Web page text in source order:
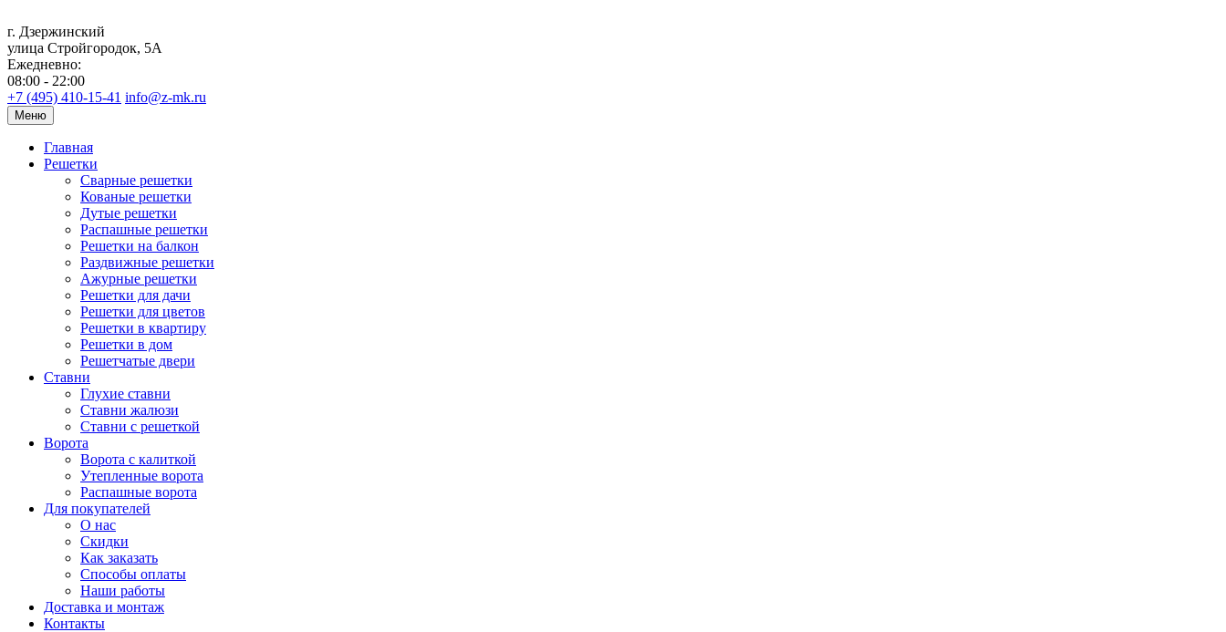
г. Дзержинский
улица Стройгородок, 5А
Ежедневно:
08:00 - 22:00
+7 (495) 410-15-41 info@z-mk.ru
Меню
Главная
Решетки
Сварные решетки
Кованые решетки
Дутые решетки
Распашные решетки
Решетки на балкон
Раздвижные решетки
Ажурные решетки
Решетки для дачи
Решетки для цветов
Решетки в квартиру
Решетки в дом
Решетчатые двери
Ставни
Глухие ставни
Ставни жалюзи
Ставни с решеткой
Ворота
Ворота с калиткой
Утепленные ворота
Распашные ворота
Для покупателей
О нас
Скидки
Как заказать
Способы оплаты
Наши работы
Доставка и монтаж
Контакты